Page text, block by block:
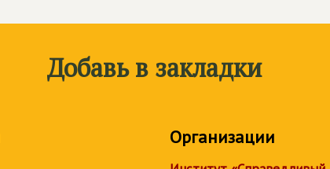
Добавь в закладки
Организации